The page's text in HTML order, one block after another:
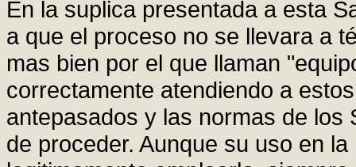
En la suplica presentada a esta
a que el proceso no se llevara a
mas bien por el que llaman
correctamente atendiendo a
antepasados y las normas de los
de proceder. Aunque su uso en